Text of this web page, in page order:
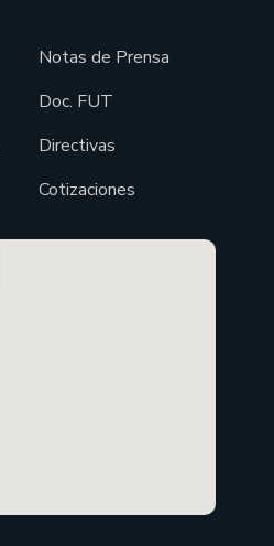
Notas de Prensa
Doc. FUT
Directivas
Cotizaciones